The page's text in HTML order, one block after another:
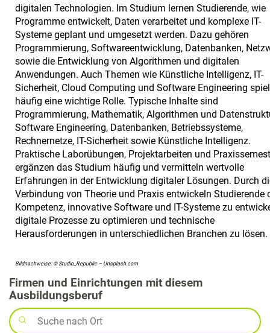
digitalen Technologien. Im Studium lernen Studierende, wie
Programme entwickelt, Daten verarbeitet und komplexe IT-
Systeme geplant und umgesetzt werden. Dazu gehören
Programmierung, Softwareentwicklung, Datenbanken,
sowie die Entwicklung von Algorithmen und digitalen
Anwendungen. Auch Themen wie Künstliche Intelligenz, IT-
Sicherheit, Cloud Computing und Software Engineering
häufig eine wichtige Rolle. Typische Inhalte sind
Programmierung, Mathematik, Algorithmen und
Software Engineering, Datenbanken, Betriebssysteme,
Rechnernetze, IT-Sicherheit sowie Künstliche Intelligenz.
Praktische Laborübungen, Projektarbeiten und
ergänzen das Studium häufig und vermitteln wertvolle
Erfahrungen in der Entwicklung digitaler Lösungen. Durch
Verbindung von Theorie und Praxis entwickeln Studierende
Kompetenz, innovative Software und IT-Systeme zu
digitale Prozesse zu optimieren und technische
Herausforderungen in unterschiedlichen Branchen zu lösen.
Bildnachweise: © Studio_Republic – Unsplash.com
Firmen und Einrichtungen mit diesem
Ausbildungsberuf